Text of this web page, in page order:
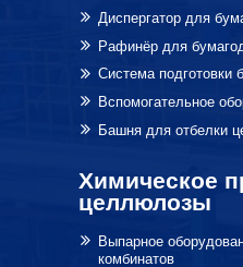
Диспергатор для
Рафинёр для
Система подготовки
Вспомогательное
Башня для отбелки
Химическое
целлюлозы
Выпарное
комбинатов